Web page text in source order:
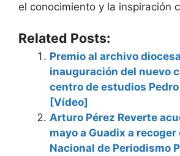
el conocimiento y la inspiración
Related Posts:
Premio al archivo
inauguración del nuevo
centro de estudios
[Vídeo]
Arturo Pérez Reverte
mayo a Guadix a recoger
Nacional de Periodismo